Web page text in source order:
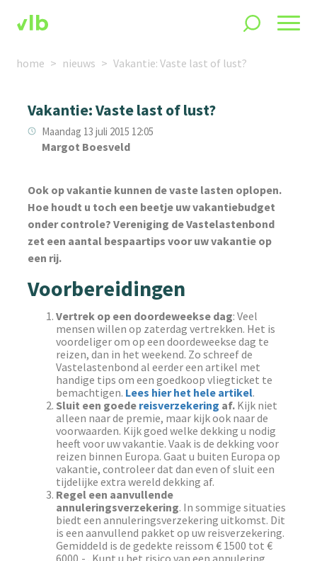
home nieuws Vakantie: Vaste last of lust?
Vakantie: Vaste last of lust?
Maandag 13 juli 2015 12:05
Margot Boesveld
Ook op vakantie kunnen de vaste lasten oplopen.
Hoe houdt u toch een beetje uw vakantiebudget
onder controle? Vereniging de Vastelastenbond
zet een aantal bespaartips voor uw vakantie op
een rij.
Voorbereidingen
Vertrek op een doordeweekse dag: Veel
mensen willen op zaterdag vertrekken. Het is
voordeliger om op een doordeweekse dag te
reizen, dan in het weekend. Zo schreef de
Vastelastenbond al eerder een artikel met
handige tips om een goedkoop vliegticket te
bemachtigen. Lees hier het hele artikel.
Sluit een goede reisverzekering af. Kijk niet
alleen naar de premie, maar kijk ook naar de
voorwaarden. Kijk goed welke dekking u nodig
heeft voor uw vakantie. Vaak is de dekking voor
reizen binnen Europa. Gaat u buiten Europa op
vakantie, controleer dat dan even of sluit een
tijdelijke extra wereld dekking af.
Regel een aanvullende
annuleringsverzekering. In sommige situaties
biedt een annuleringsverzekering uitkomst. Dit
is een aanvullend pakket op uw reisverzekering.
Gemiddeld is de gedekte reissom € 1500 tot €
6000,- . Kunt u het risico van een annulering